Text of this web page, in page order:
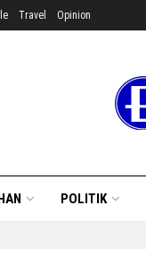
Travel Opinion
POLITIK